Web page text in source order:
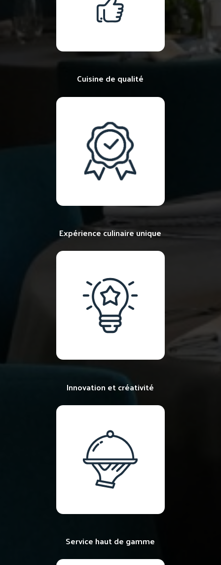
Cuisine de qualité
Expérience culinaire unique
Innovation et créativité
Service haut de gamme